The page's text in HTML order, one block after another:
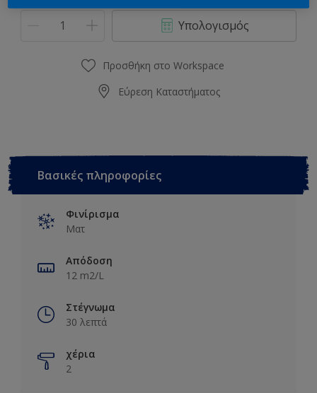
Υπολογισμός
Προσθήκη στο Workspace
Εύρεση Καταστήματος
Βασικές πληροφορίες
Φινίρισμα
Ματ
Απόδοση
12 m2/L
Στέγνωμα
30 λεπτά
χέρια
2